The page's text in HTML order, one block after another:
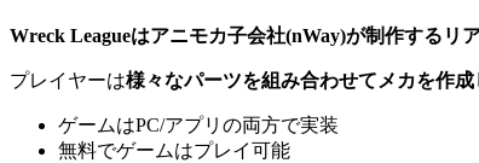
Wreck Leagueはアニモカ子会社(nWay)が制作するリ
プレイヤーは様々なパーツを組み合わせてメカを作
ゲームはPC/アプリの両方で実装
無料でゲームはプレイ可能